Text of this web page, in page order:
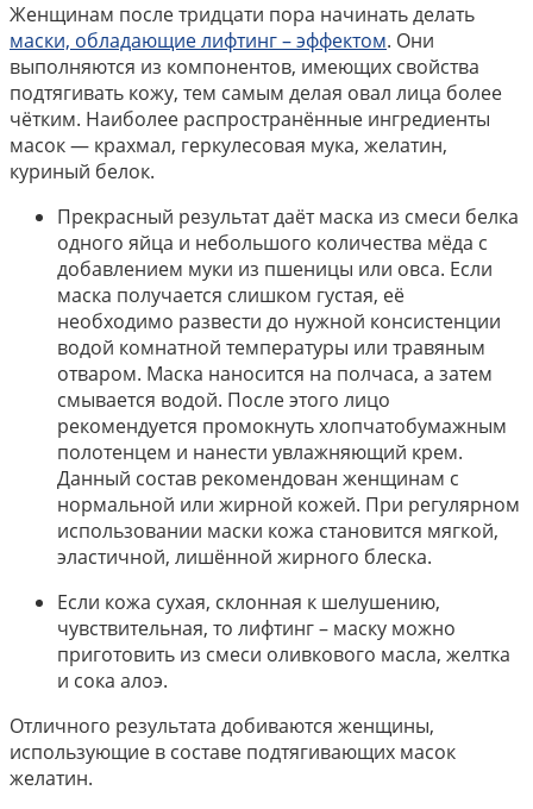
Женщинам после тридцати пора начинать делать
маски, обладающие лифтинг – эффектом. Они
выполняются из компонентов, имеющих свойства
подтягивать кожу, тем самым делая овал лица более
чётким. Наиболее распространённые ингредиенты
масок — крахмал, геркулесовая мука, желатин,
куриный белок.
Прекрасный результат даёт маска из смеси белка
одного яйца и небольшого количества мёда с
добавлением муки из пшеницы или овса. Если
маска получается слишком густая, её
необходимо развести до нужной консистенции
водой комнатной температуры или травяным
отваром. Маска наносится на полчаса, а затем
смывается водой. После этого лицо
рекомендуется промокнуть хлопчатобумажным
полотенцем и нанести увлажняющий крем.
Данный состав рекомендован женщинам с
нормальной или жирной кожей. При регулярном
использовании маски кожа становится мягкой,
эластичной, лишённой жирного блеска.
Если кожа сухая, склонная к шелушению,
чувствительная, то лифтинг – маску можно
приготовить из смеси оливкового масла, желтка
и сока алоэ.
Отличного результата добиваются женщины,
использующие в составе подтягивающих масок
желатин.